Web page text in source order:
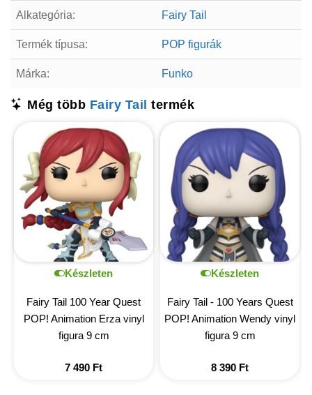
Alkategória: Fairy Tail
Termék típusa: POP figurák
Márka: Funko
Még több Fairy Tail termék
Készleten
Fairy Tail 100 Year Quest
POP! Animation Erza vinyl
figura 9 cm
7 490 Ft
Készleten
Fairy Tail - 100 Years Quest
POP! Animation Wendy vinyl
figura 9 cm
8 390 Ft